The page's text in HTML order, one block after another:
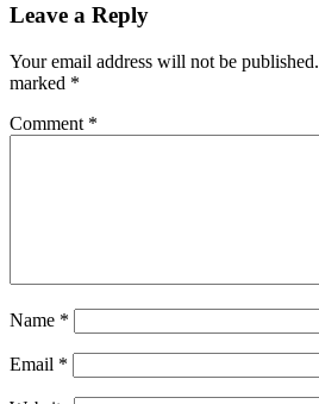
Leave a Reply
Your email address will not be published.
marked *
Comment *
Name *
Email *